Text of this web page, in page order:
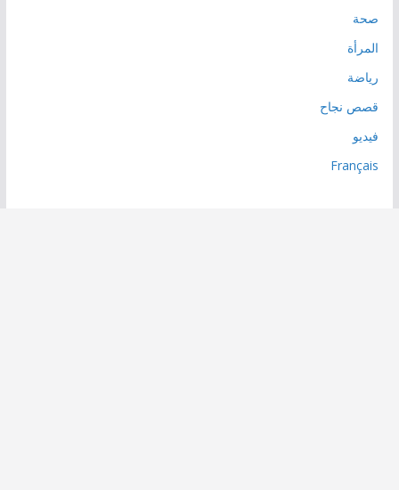
صحة
المرأة
رياضة
قصص نجاح
فيديو
Français